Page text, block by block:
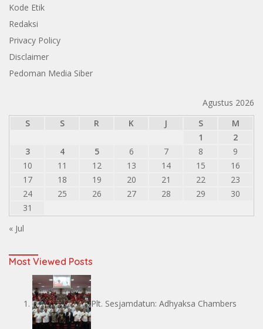
Kode Etik
Redaksi
Privacy Policy
Disclaimer
Pedoman Media Siber
Agustus 2026
S
S R K J S
M
1
2
3
4 5 6 7 8
9
10
11 12 13 14 15
16
17
18 19 20 21 22
23
24
25 26 27 28 29
30
31
« Jul
Most Viewed Posts
Plt. Sesjamdatun: Adhyaksa Chambers